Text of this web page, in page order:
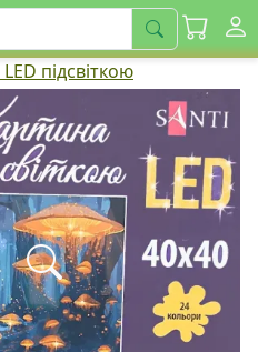
підсвіткою